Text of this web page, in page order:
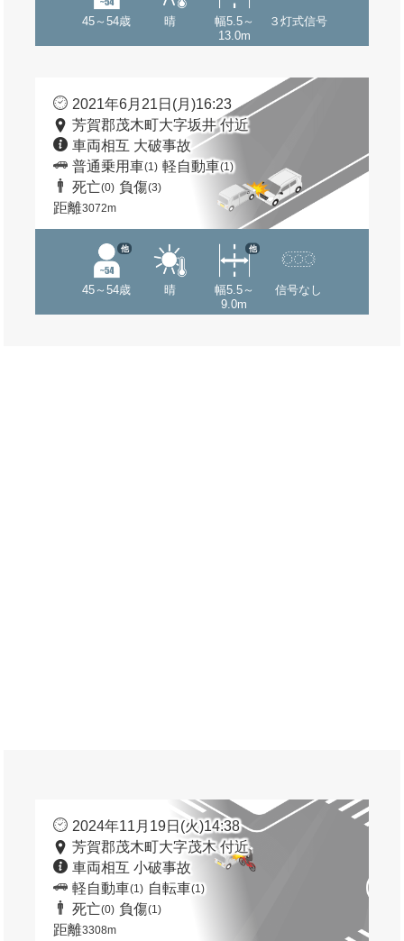
45～54歳 晴
幅5.5～
13.0m
３灯式信号
2021年6月21日(月)16:23
芳賀郡茂木町大字坂井 付近
車両相互 大破事故
普通乗用車(1) 軽自動車(1)
死亡(0) 負傷(3)
距離3072m
45～54歳
他
晴
幅5.5～
9.0m
他
信号なし
2024年11月19日(火)14:38
芳賀郡茂木町大字茂木 付近
車両相互 小破事故
軽自動車(1) 自転車(1)
死亡(0) 負傷(1)
距離3308m